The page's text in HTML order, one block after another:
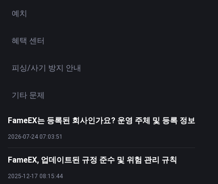
예치
혜택 센터
피싱/사기 방지 안내
기타 문제
FameEX는 등록된 회사인가요? 운영 주체 및 등록 정보
2026-07-24 07:03:51
FameEX, 업데이트된 규정 준수 및 위험 관리 규칙
2025-12-17 08:15:44